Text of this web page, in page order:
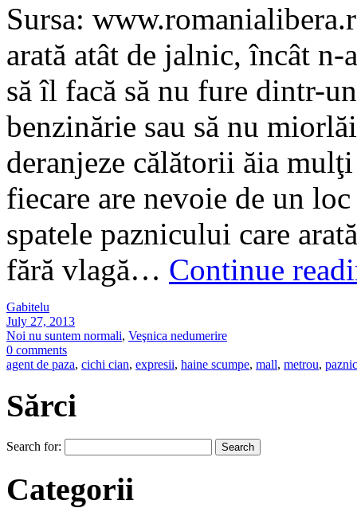
Sursa:
arată atât de jalnic, încât
să îl facă să nu fure dintr-
benzinărie sau să nu
deranjeze călătorii ăia
fiecare are nevoie de un
spatele paznicului care
fără vlagă… Continue
Gabitelu
July 27, 2013
Noi nu suntem normali, Veşnica nedumerire
0 comments
agent de paza, cichi cian, expresii, haine scumpe, mall, metrou, paznic
Sărci
Search for:
Categorii